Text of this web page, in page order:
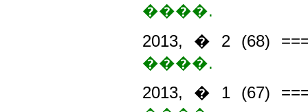
����.
2013, � 2 (68)
����.
2013, � 1 (67)